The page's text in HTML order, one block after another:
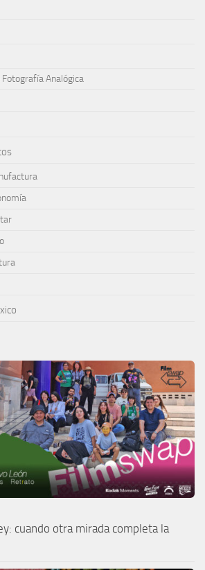
Fotografía Analógica
cuando otra mirada completa la